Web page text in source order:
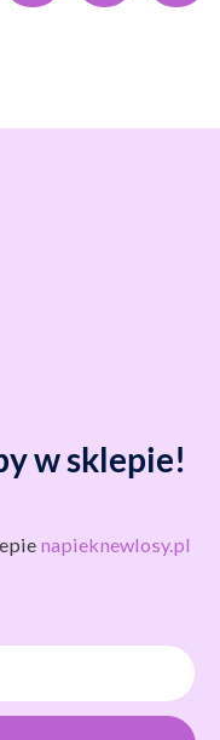
w sklepie!
napieknewlosy.pl